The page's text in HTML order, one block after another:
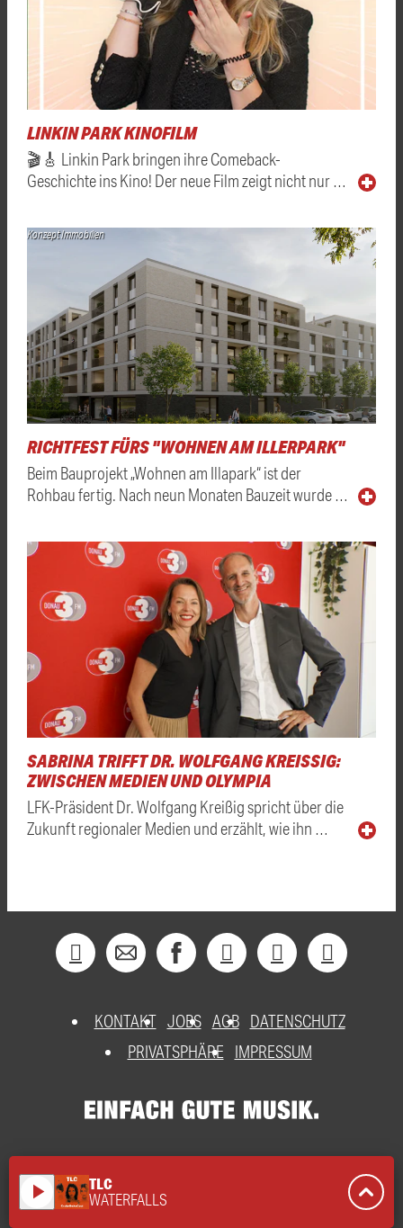
LINKIN PARK KINOFILM
🎬🎸 Linkin Park bringen ihre Comeback-
Geschichte ins Kino! Der neue Film zeigt nicht nur …
Konzept Immobilien
RICHTFEST FÜRS "WOHNEN AM ILLERPARK"
Beim Bauprojekt „Wohnen am Illapark“ ist der
Rohbau fertig. Nach neun Monaten Bauzeit wurde …
SABRINA TRIFFT DR. WOLFGANG KREISSIG: Z
WISCHEN MEDIEN UND OLYMPIA
LFK-Präsident Dr. Wolfgang Kreißig spricht über die
Zukunft regionaler Medien und erzählt, wie ihn …
KONTAKT JOBS AGB DATENSCHUTZ
PRIVATSPHÄRE
IMPRESSUM
play_arrow TLC
WATERFALLS